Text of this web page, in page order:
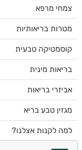
צמחי מרפא
מטרות בריאותיות
קוסמטיקה טבעית
בריאות מינית
אביזרי בריאות
מגזין טבע בריא
למה לקנות אצלנו?